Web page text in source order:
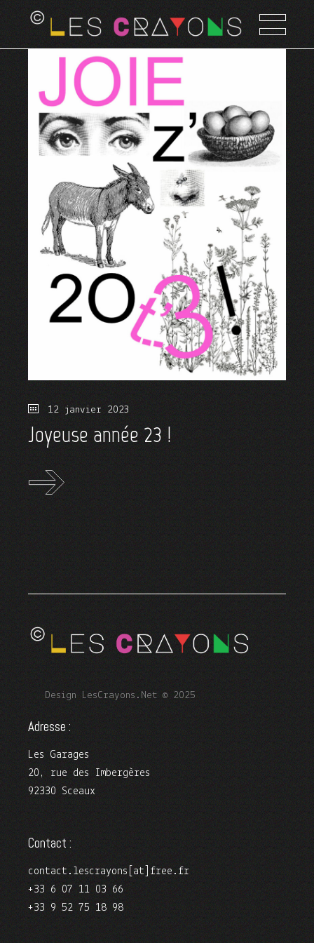
12 janvier 2023
Joyeuse année 23 !
Design LesCrayons.Net © 2025
Adresse :
Les Garages
20, rue des Imbergères
92330 Sceaux
Contact :
contact.lescrayons[at]free.fr
+33 6 07 11 03 66
+33 9 52 75 18 98